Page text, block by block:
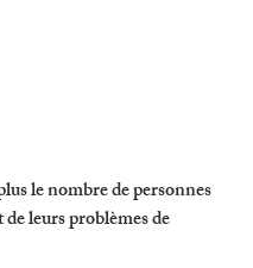
le nombre de personnes
leurs problèmes de